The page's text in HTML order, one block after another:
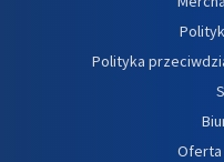
Polityka
Oferta